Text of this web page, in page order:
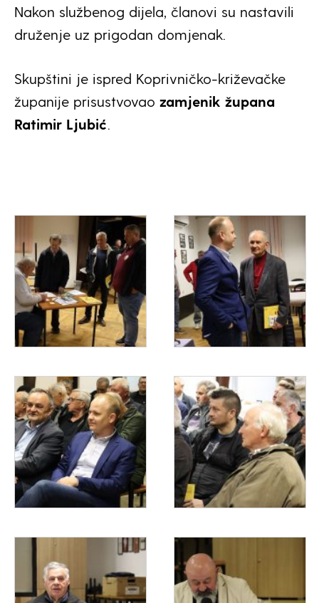
Nakon službenog dijela, članovi su nastavili
druženje uz prigodan domjenak.
Skupštini je ispred Koprivničko-križevačke
županije prisustvovao zamjenik župana
Ratimir Ljubić